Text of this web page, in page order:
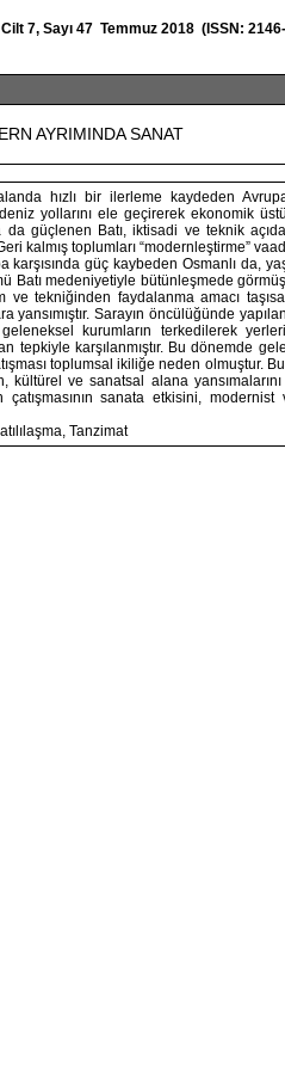
Cilt 7, Sayı 47 Temmuz 2018 (ISSN:
AYRIMINDA SANAT
hızlı bir ilerleme kaydeden
yollarını ele geçirerek ekonomik
da güçlenen Batı, iktisadi ve teknik
kalmış toplumları “modernleştirme”
karşısında güç kaybeden Osmanlı da,
Batı medeniyetiyle bütünleşmede
ve tekniğinden faydalanma amacı
Sarayın öncülüğünde
kurumların terkedilerek
tepkiyle karşılanmıştır. Bu dönemde
toplumsal ikiliğe neden olmuştur. Bu
kültürel ve sanatsal alana
sanata etkisini, modernist
Tanzimat